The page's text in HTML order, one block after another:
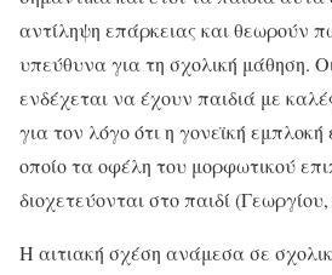
αντίληψη επάρκειας και θεωρούν
υπεύθυνα για τη σχολική μάθηση.
ενδέχεται να έχουν παιδιά με
για τον λόγο ότι η γονεϊκή εμπλοκή
οποίο τα οφέλη του μορφωτικού
διοχετεύονται στο παιδί
Η αιτιακή σχέση ανάμεσα σε